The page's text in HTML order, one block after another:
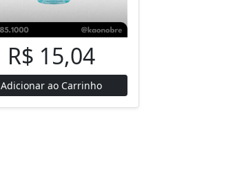
R$ 15,04
Adicionar ao Carrinho